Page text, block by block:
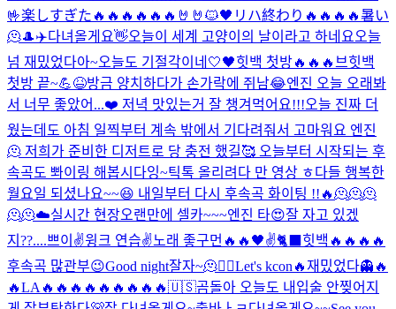
🤟楽しすぎた🔥🔥🔥🔥🔥🔥🤘🤘 🐱🖤 リハ終わり🔥🔥🔥🔥暑い
🫠🎩✈️다녀올게요👋오늘이 세계 고양이의 날이라고 하네요 오늘
넘 재밌었다아~오늘도 기절각이네 🤍🖤힛백 첫방🔥🔥🔥 브힛백
첫방 끝~💪😆방금 양치하다가 손가락에 쥐남😂엔진 오늘 오래봐
서 너무 좋았어...❤️ 저녁 맛있는거 잘 챙겨먹어요!!!오늘 진짜 더
웠는데도 아침 일찍부터 계속 밖에서 기다려줘서 고마워요 엔진
🫠 저희가 준비한 디저트로 당 충전 했길🥰 오늘부터 시작되는 후
속곡도 뽜이링 해봅시다잉~틱톡 올리려다 만 영상 ㅎ다들 행복한
월요일 되셨나요~~😆 내일부터 다시 후속곡 화이팅 !!🔥🫠🫠🫠
🫠🫠☁️실시간 현장오랜만에 셀카~~~엔진 타😍잘 자고 있겠
지??....쁘이✌️윙크 연습✌️노래 좋구먼🔥🔥 🖤✌️🐈‍⬛ 힛백🔥🔥🔥🔥
후속곡 많관부😉Good night잘자~🫠❤️‍🔥Let's kcon🔥재밌었다👻 🔥
🔥LA🔥🔥🔥🔥🔥🔥🔥🔥🔥🇺🇸곰돌아 오늘도 내입술 안찢어지